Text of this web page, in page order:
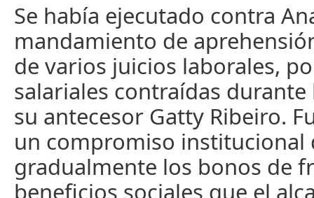
Se había ejecutado contra
mandamiento de
de varios juicios laborales,
salariales contraídas
su antecesor Gatty Ribeiro.
un compromiso institucional
gradualmente los bonos de
beneficios sociales que el